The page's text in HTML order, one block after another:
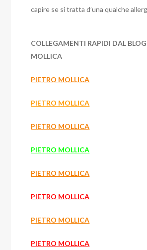
capire se si tratta d’una qualche
COLLEGAMENTI RAPIDI DAL
MOLLICA
PIETRO MOLLICA
PIETRO MOLLICA
PIETRO MOLLICA
PIETRO MOLLICA
PIETRO MOLLICA
PIETRO MOLLICA
PIETRO MOLLICA
PIETRO MOLLICA